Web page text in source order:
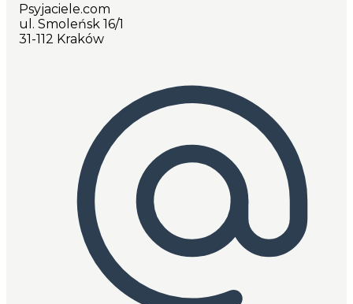
Psyjaciele.com
ul. Smoleńsk 16/1
31-112 Kraków